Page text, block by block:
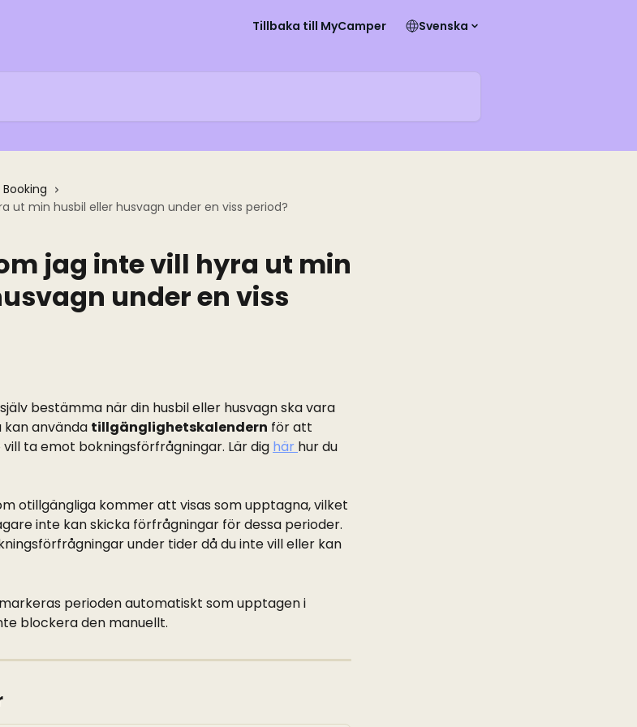
Tillbaka till MyCamper Svenska
Booking
ut min husbil eller husvagn under en viss period?
jag inte vill hyra ut min
under en viss
bestämma när din husbil eller husvagn ska vara
kan använda tillgänglighetskalendern för att
ta emot bokningsförfrågningar. Lär dig här hur du
otillgängliga kommer att visas som upptagna, vilket
inte kan skicka förfrågningar för dessa perioder.
under tider då du inte vill eller kan
perioden automatiskt som upptagen i
blockera den manuellt.